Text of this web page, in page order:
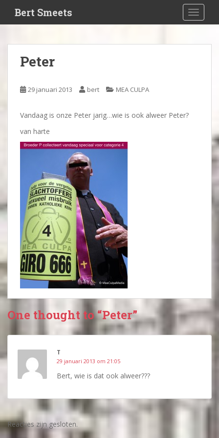
i
Bert Smeets
Peter
29 januari 2013 bert MEA CULPA
Vandaag is onze Peter jarig…wie is ook alweer Peter?
van harte
One thought to “Peter”
T
29 januari 2013 om 21:05
Bert, wie is dat ook alweer???
Reacties zijn gesloten.